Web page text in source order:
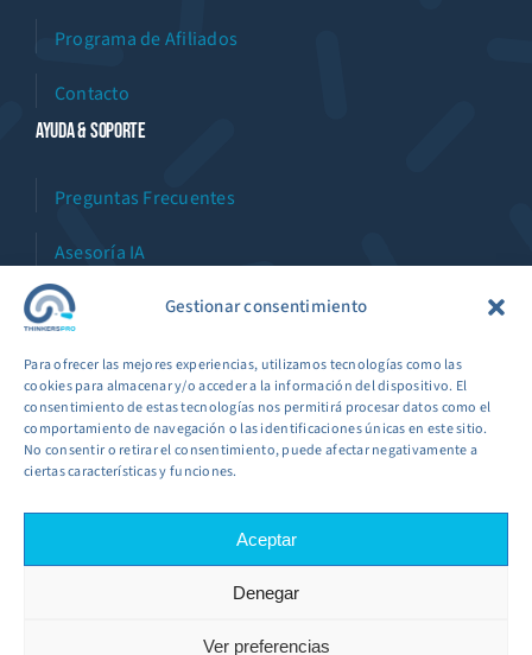
Gestionar consentimiento
Para ofrecer las mejores experiencias, utilizamos tecnologías como las
cookies para almacenar y/o acceder a la información del dispositivo. El
consentimiento de estas tecnologías nos permitirá procesar datos como el
comportamiento de navegación o las identificaciones únicas en este sitio.
No consentir o retirar el consentimiento, puede afectar negativamente a
ciertas características y funciones.
Aceptar
Denegar
Ver preferencias
Programa de Afiliados
Contacto
Ayuda & Soporte
Preguntas Frecuentes
Asesoría IA
Asistente Virtual
Workshops
THINKERS PRO
plataformas de ventas automatizadas • Todos los
política de privacidad|política de cookies